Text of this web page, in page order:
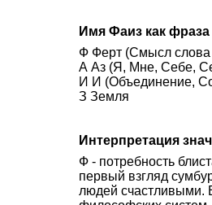
Имя Фаиз как фраза
Ф Ферт (Смысл слова
А Аз (Я, Мне, Себе,
И И (Объединение,
З Земля
Интерпретация
Ф - потребность
первый взгляд
людей счастливыми.